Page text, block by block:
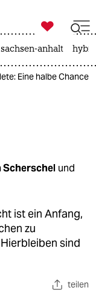

taz zahl ich
anhalt
Eine halbe Chance
Scherschel und
ist ein Anfang,
zu
sind
teilen